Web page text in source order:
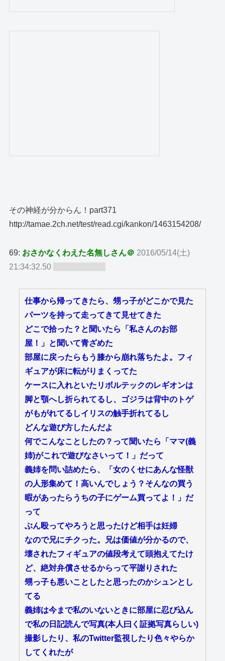
その神経が分からん！part371
http://tamae.2ch.net/test/read.cgi/kankon/1463154208/
69: おさかなくわえた名無しさん＠ 2016/05/14(土)
21:34:32.50
仕事から帰ってきたら、甥っ子がどこかで見た
パーツを持って走ってきて見せてきた
どこで拾った？と聞いたら「私さんのお部
屋！」と聞いて青ざめた
部屋に戻ったらもう膝から崩れ落ちたよ。フィ
ギュアが床に転がりまくってた
ケースに入れといたリボルテックのレギオンは
脚と顎へし折られてるし、ゴジラは背中のトゲ
がもがれてるしイリスの触手折れてるし
どんな遊び方したんだよ
何でこんなことしたの？って聞いたら「ママ(義
姉)がこれで遊びなさいって！」だって
義姉を問い詰めたら、「女のくせにあんな怪獣
の人形集めて！高いんでしょう？そんなの買う
暇があったらうちの子にゲーム買ってよ！」だ
って
ぶん殴ってやろうと思ったけど相手は妊婦
なので兄にチクった。兄は価値が分かるので、
壊されたフィギュアの値段考えて頭抱えてたけ
ど、絶対弁償させるからって平謝りされた
甥っ子も悪いことしたと思ったのかシュンとし
てる
義姉は今まで私のいないときに部屋に忍び込ん
で私の日記読んで写真(本人曰く証拠写真らしい)
撮影したり、私のTwitter監視したり色々やらか
してくれたが